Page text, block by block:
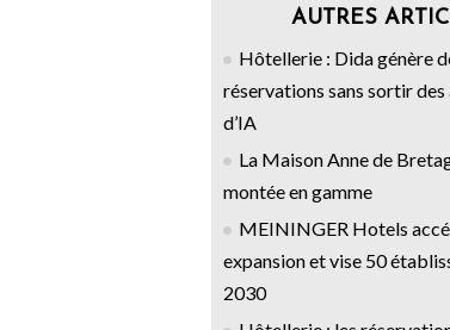
AUTRES
Hôtellerie : Dida génère
réservations sans sortir
d’IA
La Maison Anne de
montée en gamme
MEININGER Hotels
expansion et vise 50
2030